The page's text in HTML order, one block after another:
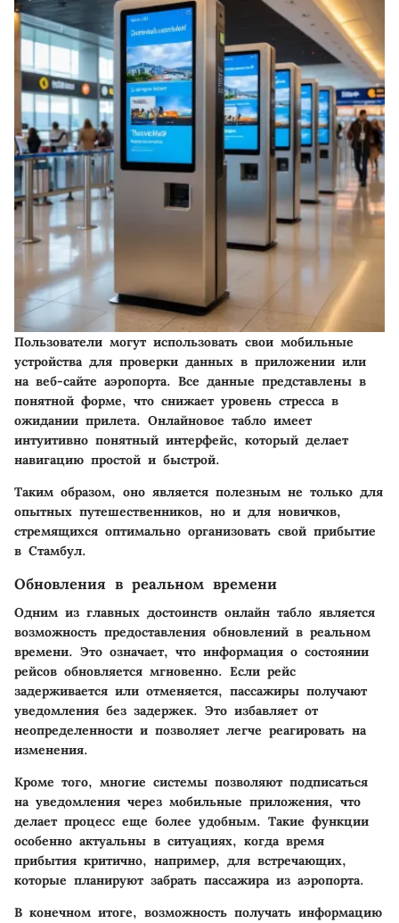
Пользователи могут использовать свои мобильные
устройства для проверки данных в приложении или
на веб-сайте аэропорта. Все данные представлены в
понятной форме, что снижает уровень стресса в
ожидании прилета. Онлайновое табло имеет
интуитивно понятный интерфейс, который делает
навигацию простой и быстрой.
Таким образом, оно является полезным не только для
опытных путешественников, но и для новичков,
стремящихся оптимально организовать свой прибытие
в Стамбул.
Обновления в реальном времени
Одним из главных достоинств онлайн табло является
возможность предоставления обновлений в реальном
времени. Это означает, что информация о состоянии
рейсов обновляется мгновенно. Если рейс
задерживается или отменяется, пассажиры получают
уведомления без задержек. Это избавляет от
неопределенности и позволяет легче реагировать на
изменения.
Кроме того, многие системы позволяют подписаться
на уведомления через мобильные приложения, что
делает процесс еще более удобным. Такие функции
особенно актуальны в ситуациях, когда время
прибытия критично, например, для встречающих,
которые планируют забрать пассажира из аэропорта.
В конечном итоге, возможность получать информацию